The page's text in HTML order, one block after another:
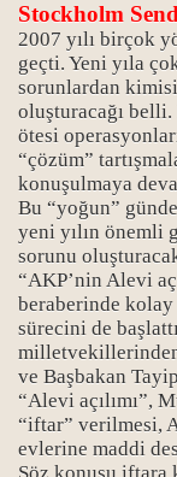
Stockholm
2007 yılı birçok
geçti. Yeni yıla
sorunlardan
oluşturacağı belli.
ötesi
“çözüm”
konuşulmaya
Bu “yoğun”
yeni yılın önemli
sorunu
“AKP’nin Alevi
beraberinde
sürecini de
ve Başbakan
“Alevi açılımı”,
“iftar” verilmesi,
evlerine maddi